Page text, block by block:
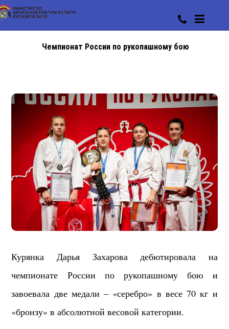
Чемпионат России по рукопашному бою
Курянка Дарья Захарова дебютировала на
чемпионате России по рукопашному бою и
завоевала две медали – «серебро» в весе 70 кг и
«бронзу» в абсолютной весовой категории.